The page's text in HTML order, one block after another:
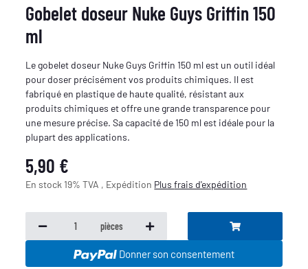
Gobelet doseur Nuke Guys Griffin 150
ml
Le gobelet doseur Nuke Guys Griffin 150 ml est un outil idéal
pour doser précisément vos produits chimiques. Il est
fabriqué en plastique de haute qualité, résistant aux
produits chimiques et offre une grande transparence pour
une mesure précise. Sa capacité de 150 ml est idéale pour la
plupart des applications.
5,90 €
En stock 19% TVA , Expédition Plusfrais d'expédition
pièces
Donner son consentement